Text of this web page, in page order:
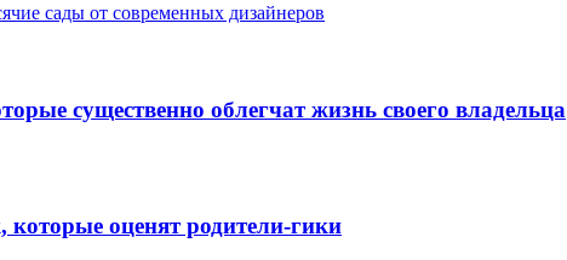
сады от современных дизайнеров
существенно облегчат жизнь своего владельца
которые оценят родители-гики